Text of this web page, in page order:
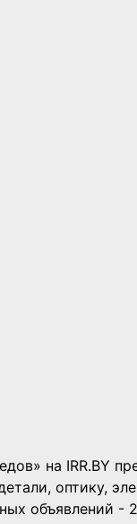
на IRR.BY
оптику,
объявлений - 2